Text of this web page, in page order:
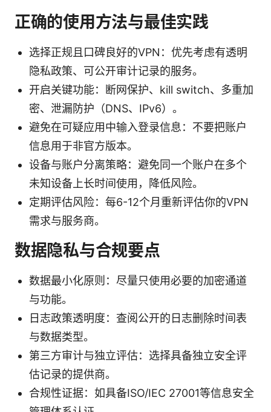
正确的使用方法与最佳实践
选择正规且口碑良好的VPN：优先考虑有透明
隐私政策、可公开审计记录的服务。
开启关键功能：断网保护、kill switch、多重加
密、泄漏防护（DNS、IPv6）。
避免在可疑应用中输入登录信息：不要把账户
信息用于非官方版本。
设备与账户分离策略：避免同一个账户在多个
未知设备上长时间使用，降低风险。
定期评估风险：每6-12个月重新评估你的VPN
需求与服务商。
数据隐私与合规要点
数据最小化原则：尽量只使用必要的加密通道
与功能。
日志政策透明度：查阅公开的日志删除时间表
与数据类型。
第三方审计与独立评估：选择具备独立安全评
估记录的提供商。
合规性证据：如具备ISO/IEC 27001等信息安全